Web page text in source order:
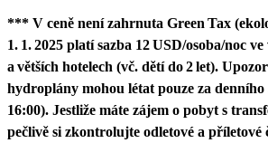
*** V ceně není zahrnuta Green Tax
1. 1. 2025 platí sazba 12 USD/osoba/noc
a větších hotelech (vč. dětí do 2 let).
hydroplány mohou létat pouze za denního
16:00). Jestliže máte zájem o pobyt s
pečlivě si zkontrolujte odletové a příletové